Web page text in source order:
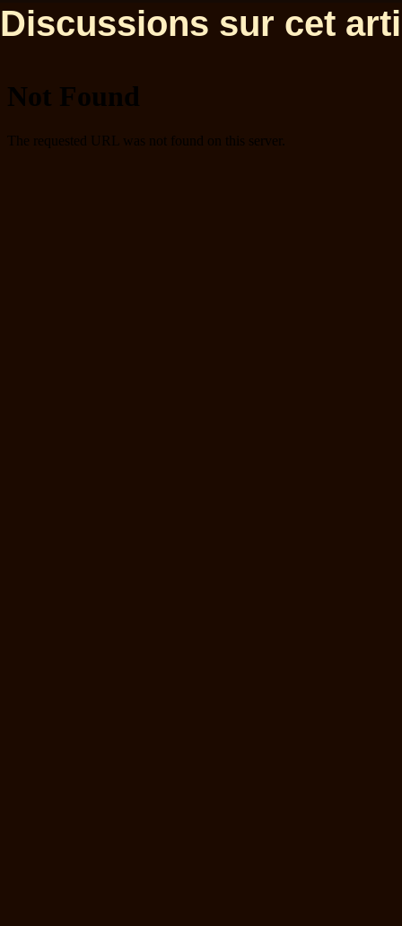
Discussions sur cet